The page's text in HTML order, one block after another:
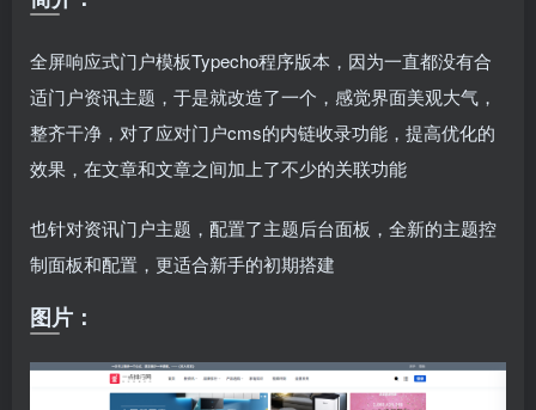
全屏响应式门户模板Typecho程序版本，因为一直都没有合
适门户资讯主题，于是就改造了一个，感觉界面美观大气，
整齐干净，对了应对门户cms的内链收录功能，提高优化的
效果，在文章和文章之间加上了不少的关联功能
也针对资讯门户主题，配置了主题后台面板，全新的主题控
制面板和配置，更适合新手的初期搭建
图片：